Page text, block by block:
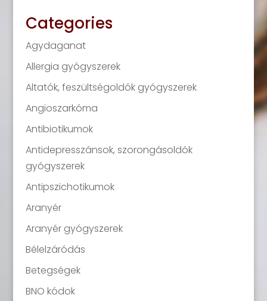
Categories
Agydaganat
Allergia gyógyszerek
Altatók, feszültségoldók gyógyszerek
Angioszarkóma
Antibiotikumok
Antidepresszánsok, szorongásoldók
gyógyszerek
Antipszichotikumok
Aranyér
Aranyér gyógyszerek
Bélelzáródás
Betegségek
BNO kódok